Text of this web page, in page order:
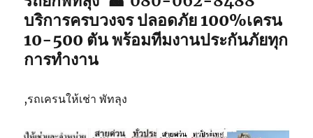
บริการครบวงจร ปลอดภัย 100%เครน
10-500 ตัน พร้อมทีมงานประกันภัยทุก
การทำงาน
,รถเครนให้เช่า พัทลุง